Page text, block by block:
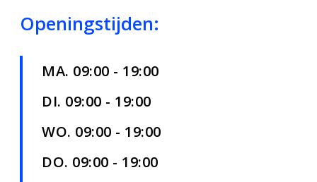
Openingstijden:
MA. 09:00 - 19:00
DI. 09:00 - 19:00
WO. 09:00 - 19:00
DO. 09:00 - 19:00